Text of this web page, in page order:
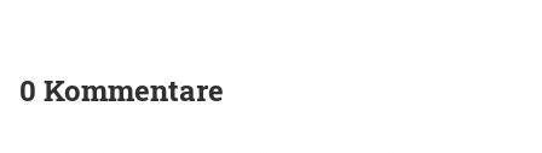
0 Kommentare